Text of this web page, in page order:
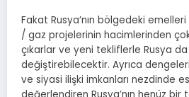
Fakat Rusya’nın bölgedeki
/ gaz projelerinin hacimlerinden
çıkarlar ve yeni tekliflerle Rusya
değiştirebilecektir. Ayrıca
ve siyasi ilişki imkanları nezdinde